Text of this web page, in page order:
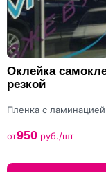
Оклейка
резкой
Пленка с
от950 руб./шт